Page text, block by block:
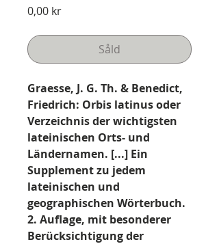
0,00 krPris
Såld
Graesse, J. G. Th. & Benedict,
Friedrich: Orbis latinus oder
Verzeichnis der wichtigsten
lateinischen Orts- und
Ländernamen. [...] Ein
Supplement zu jedem
lateinischen und
geographischen Wörterbuch.
2. Auflage, mit besonderer
Berücksichtigung der